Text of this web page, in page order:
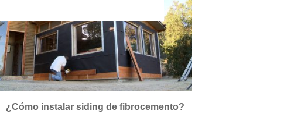
¿Cómo instalar siding de fibrocemento?